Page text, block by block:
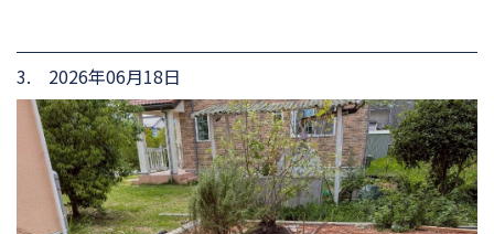
3. 2026年06月18日